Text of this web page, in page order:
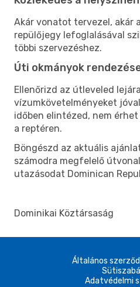
Akár vonatot tervezel, akár
repülőjegy lefoglalásával
többi szervezéshez.
Úti okmányok
Ellenőrizd az útleveled
vízumkövetelményeket
időben elintézed, nem
a reptéren.
Böngészd az aktuális
számodra megfelelő
utazásodat Dominican
Dominikai Köztársaság
Általános
Adatvédelmi